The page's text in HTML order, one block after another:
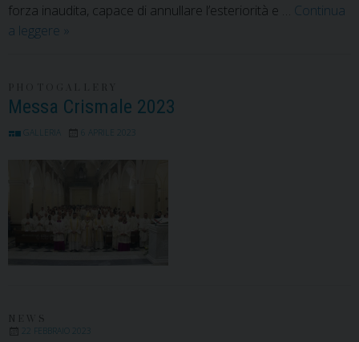
forza inaudita, capace di annullare l’esteriorità e … Continua
a leggere Corpus
ai
credenti
mondo
»
Messa Crismale 2023
GALLERIA 6 APRILE 2023
22 FEBBRAIO 2023